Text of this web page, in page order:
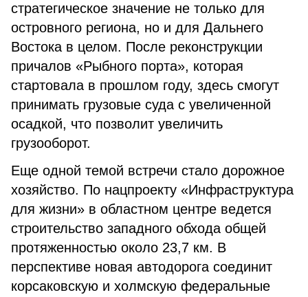
стратегическое значение не только для
островного региона, но и для Дальнего
Востока в целом. После реконструкции
причалов «Рыбного порта», которая
стартовала в прошлом году, здесь смогут
принимать грузовые суда с увеличенной
осадкой, что позволит увеличить
грузооборот.
Еще одной темой встречи стало дорожное
хозяйство. По нацпроекту «Инфраструктура
для жизни» в областном центре ведется
строительство западного обхода общей
протяженностью около 23,7 км. В
перспективе новая автодорога соединит
корсаковскую и холмскую федеральные